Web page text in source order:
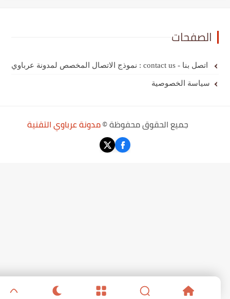
الصفحات
اتصل بنا - contact us : نموذج الاتصال المخصص لمدونة عرباوي
سياسة الخصوصية
جميع الحقوق محفوظة ©مدونة عرباوي التقنية